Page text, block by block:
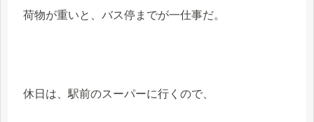
荷物が重いと、バス停までが一仕事だ。
休日は、駅前のスーパーに行くので、